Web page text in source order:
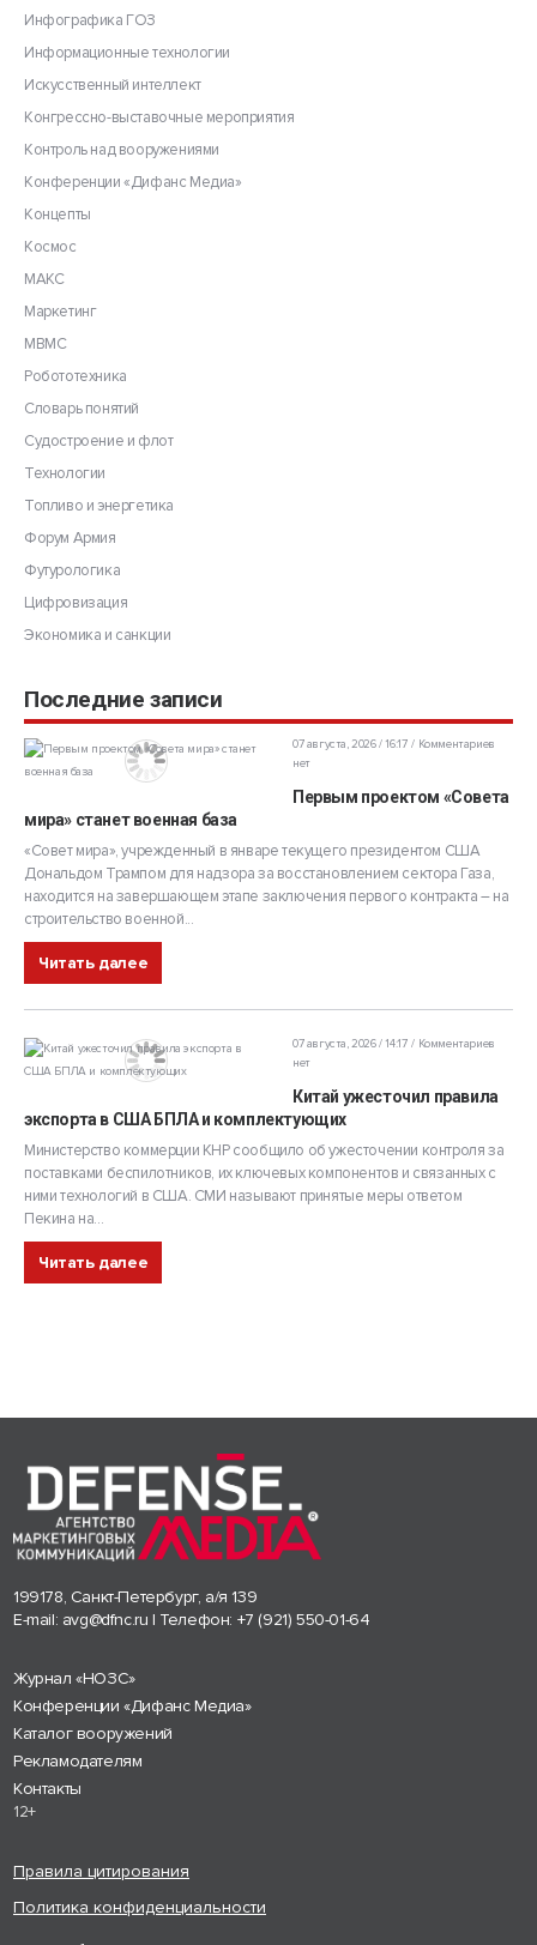
Инфографика ГОЗ
Информационные технологии
Искусственный интеллект
Конгрессно-выставочные мероприятия
Контроль над вооружениями
Конференции «Дифанс Медиа»
Концепты
Космос
МАКС
Маркетинг
МВМС
Робототехника
Словарь понятий
Судостроение и флот
Технологии
Топливо и энергетика
Форум Армия
Футурологика
Цифровизация
Экономика и санкции
Последние записи
07 августа, 2026 / 16:17
Комментариев
нет
Первым проектом «Совета
мира» станет военная база
«Совет мира», учрежденный в январе текущего президентом США
Дональдом Трампом для надзора за восстановлением сектора Газа,
находится на завершающем этапе заключения первого контракта – на
строительство военной...
Читать далее
07 августа, 2026 / 14:17
Комментариев
нет
Китай ужесточил правила
экспорта в США БПЛА и комплектующих
Министерство коммерции КНР сообщило об ужесточении контроля за
поставками беспилотников, их ключевых компонентов и связанных с
ними технологий в США. СМИ называют принятые меры ответом
Пекина на...
Читать далее
199178, Санкт-Петербург, а/я 139
E-mail: avg@dfnc.ru | Телефон: +7 (921) 550-01-64
Журнал «НОЗС»
Конференции «Дифанс Медиа»
Каталог вооружений
Рекламодателям
Контакты
12+
Правила цитирования
Политика конфиденциальности